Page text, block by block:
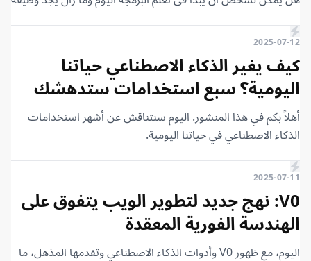
التكنولوجيا. في هذا المقال، سنتناول هذا الموضوع ونناقش كيف
2025-07-12
كيف يغير الذكاء الاصطناعي حياتنا
اليومية؟ سبع استخدامات ستدهشك
أهلاً بكم في هذا المنشور. اليوم سنتناقش عن أشهر استخدامات
الذكاء الاصطناعي في حياتنا اليومية.
2025-07-11
V0: نهج جديد لتطوير الويب يتفوق على
الهندسة الفورية المعقدة
اليوم، مع ظهور V0 وأدوات الذكاء الاصطناعي وتقدمها المذهل، ما